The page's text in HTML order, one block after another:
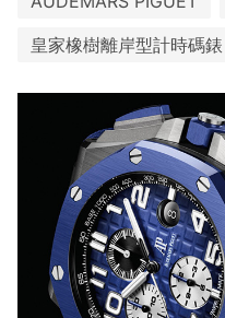
皇家橡樹離岸型計時碼錶